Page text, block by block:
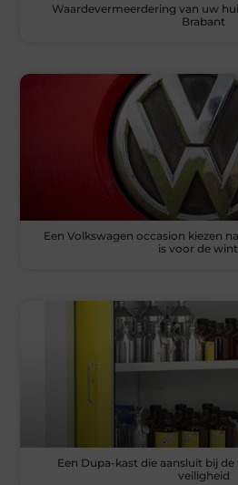
Waardevermeerdering van uw
Brabant
Een Volkswagen occasion kiezen
is voor de
Een Dupa-kast die aansluit bij
veiligheid